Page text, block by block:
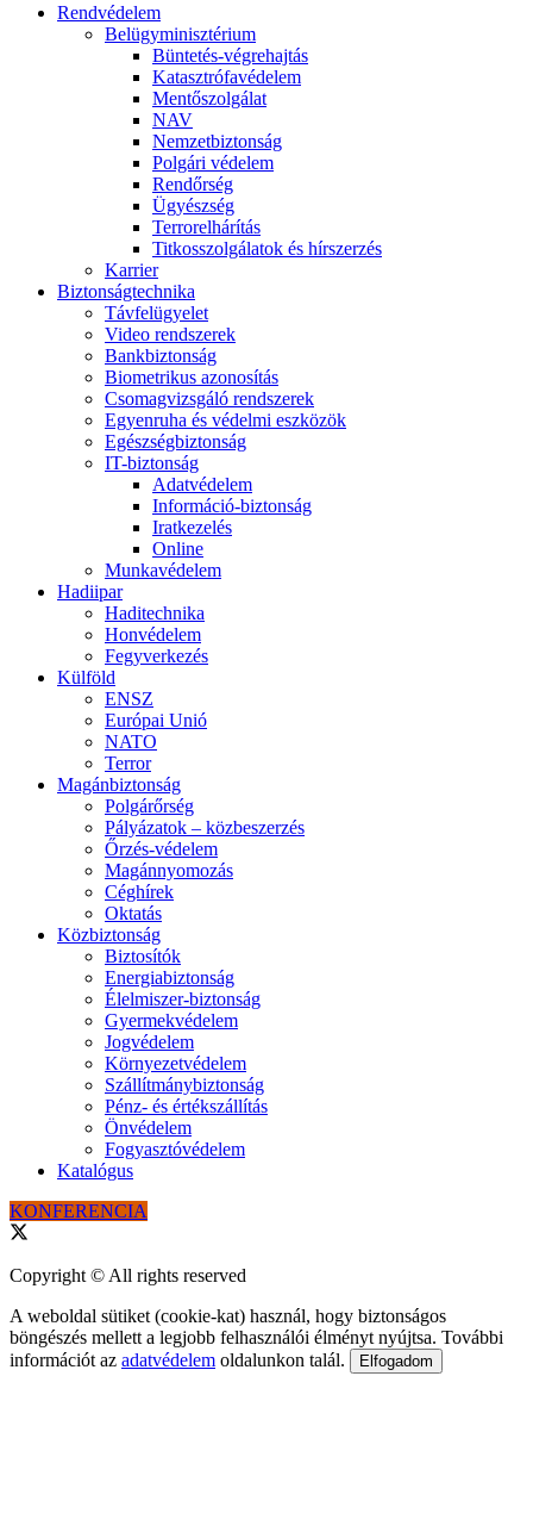
Rendvédelem
Belügyminisztérium
Büntetés-végrehajtás
Katasztrófavédelem
Mentőszolgálat
NAV
Nemzetbiztonság
Polgári védelem
Rendőrség
Ügyészség
Terrorelhárítás
Titkosszolgálatok és hírszerzés
Karrier
Biztonságtechnika
Távfelügyelet
Video rendszerek
Bankbiztonság
Biometrikus azonosítás
Csomagvizsgáló rendszerek
Egyenruha és védelmi eszközök
Egészségbiztonság
IT-biztonság
Adatvédelem
Információ-biztonság
Iratkezelés
Online
Munkavédelem
Hadiipar
Haditechnika
Honvédelem
Fegyverkezés
Külföld
ENSZ
Európai Unió
NATO
Terror
Magánbiztonság
Polgárőrség
Pályázatok – közbeszerzés
Őrzés-védelem
Magánnyomozás
Céghírek
Oktatás
Közbiztonság
Biztosítók
Energiabiztonság
Élelmiszer-biztonság
Gyermekvédelem
Jogvédelem
Környezetvédelem
Szállítmánybiztonság
Pénz- és értékszállítás
Önvédelem
Fogyasztóvédelem
Katalógus
KONFERENCIA
Copyright © All rights reserved
A weboldal sütiket (cookie-kat) használ, hogy biztonságos
böngészés mellett a legjobb felhasználói élményt nyújtsa. További
információt az adatvédelem oldalunkon talál. Elfogadom